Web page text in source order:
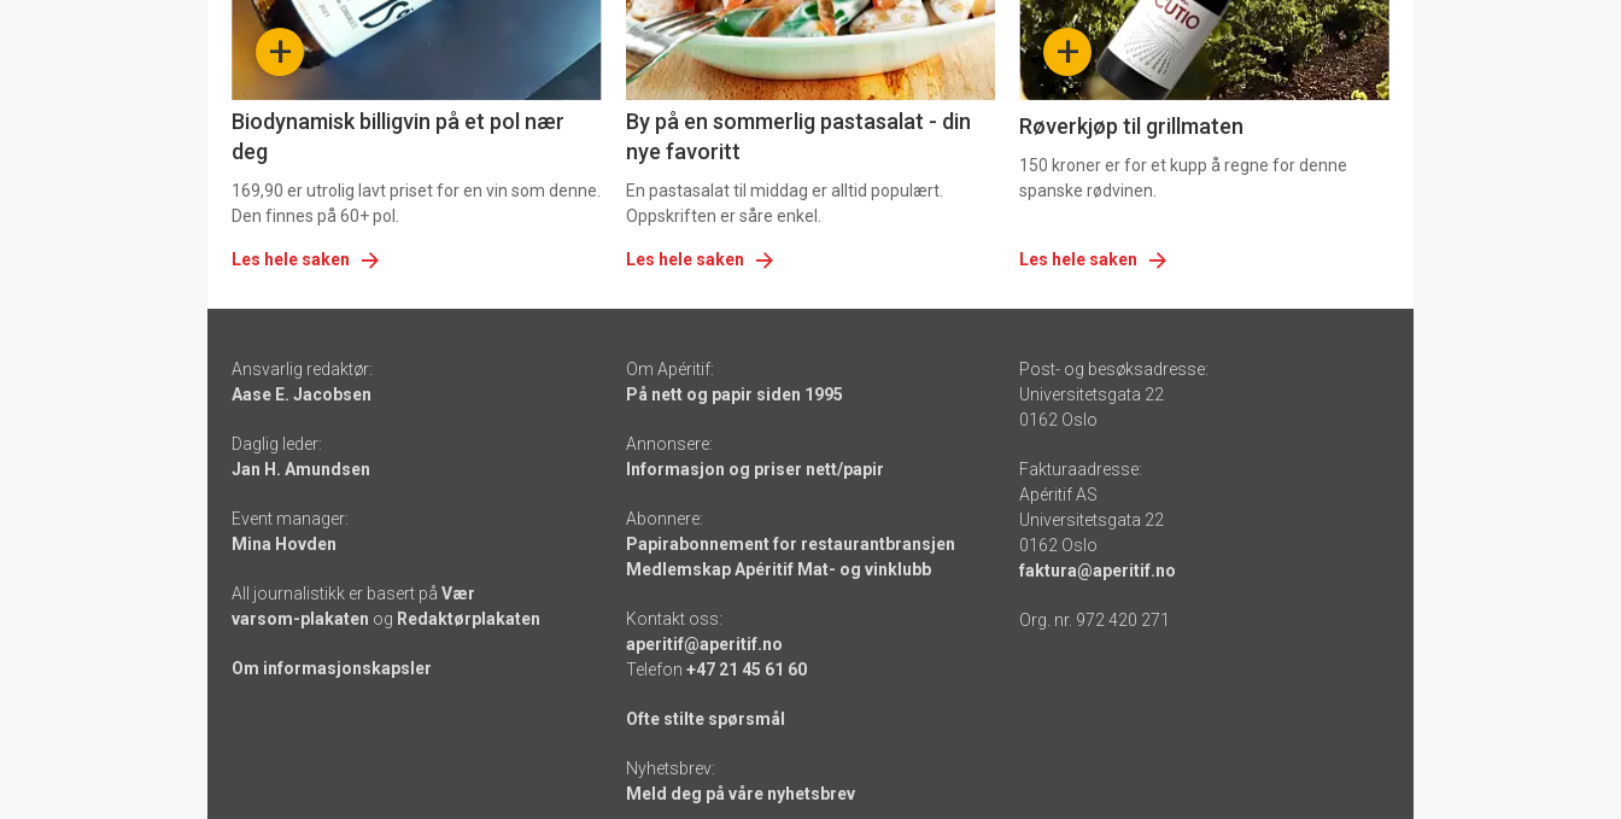
-
+
Biodynamisk billigvin på et pol nær
deg
169,90 er utrolig lavt priset for en vin som denne.
Den finnes på 60+ pol.
Les hele saken
-
5
By på en sommerlig pastasalat - din
nye favoritt
En pastasalat til middag er alltid populært.
Oppskriften er såre enkel.
Les hele saken
-
6 +
Røverkjøp til grillmaten
150 kroner er for et kupp å regne for denne
spanske rødvinen.
Les hele saken
-
links
Ansvarlig redaktør:
Aase E. Jacobsen
Daglig leder:
Jan H. Amundsen
Event manager:
Mina Hovden
All journalistikk er basert på Vær
varsom-plakaten og Redaktørplakaten
Om informasjonskapsler
Om Apéritif:
På nett og papir siden 1995
Annonsere:
Informasjon og priser nett/papir
Abonnere:
Papirabonnement for restaurantbransjen
Medlemskap Apéritif Mat- og vinklubb
Kontakt oss:
aperitif@aperitif.no
Telefon +47 21 45 61 60
Ofte stilte spørsmål
Nyhetsbrev:
Meld deg på våre nyhetsbrev
Post- og besøksadresse:
Universitetsgata 22
0162 Oslo
Fakturaadresse:
Apéritif AS
Universitetsgata 22
0162 Oslo
faktura@aperitif.no
Org. nr. 972 420 271